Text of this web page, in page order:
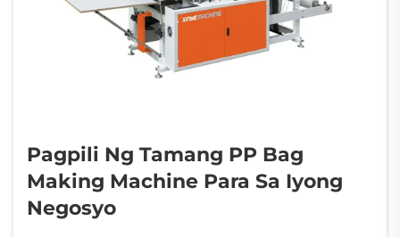
Pagpili Ng Tamang PP Bag
Making Machine Para Sa Iyong
Negosyo